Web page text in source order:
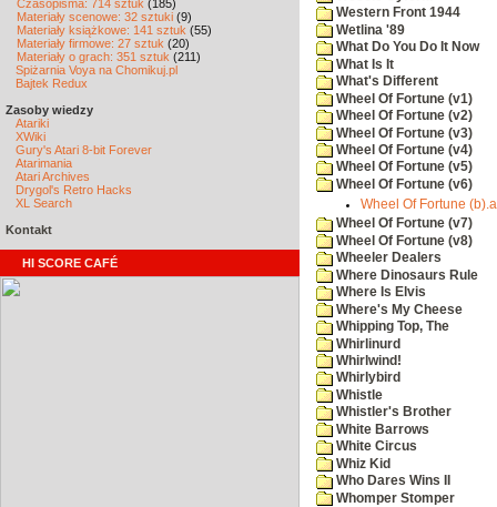
Czasopisma: 714 sztuk (185)
Materiały scenowe: 32 sztuki (9)
Materiały książkowe: 141 sztuk (55)
Materiały firmowe: 27 sztuk (20)
Materiały o grach: 351 sztuk (211)
Spiżarnia Voya na Chomikuj.pl
Bajtek Redux
Zasoby wiedzy
Atariki
XWiki
Gury's Atari 8-bit Forever
Atarimania
Atari Archives
Drygol's Retro Hacks
XL Search
Kontakt
HI SCORE CAFÉ
Western Front 1944
Wetlina '89
What Do You Do It Now
What Is It
What's Different
Wheel Of Fortune (v1)
Wheel Of Fortune (v2)
Wheel Of Fortune (v3)
Wheel Of Fortune (v4)
Wheel Of Fortune (v5)
Wheel Of Fortune (v6)
Wheel Of Fortune
Wheel Of Fortune (v7)
Wheel Of Fortune (v8)
Wheeler Dealers
Where Dinosaurs Rule
Where Is Elvis
Where's My Cheese
Whipping Top, The
Whirlinurd
Whirlwind!
Whirlybird
Whistle
Whistler's Brother
White Barrows
White Circus
Whiz Kid
Who Dares Wins II
Whomper Stomper